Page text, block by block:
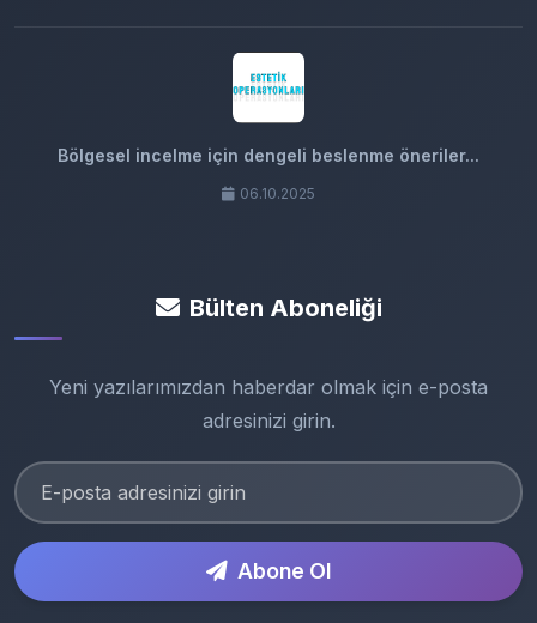
Bölgesel incelme için dengeli beslenme öneriler...
06.10.2025
Bülten Aboneliği
Yeni yazılarımızdan haberdar olmak için e-posta
adresinizi girin.
Abone Ol